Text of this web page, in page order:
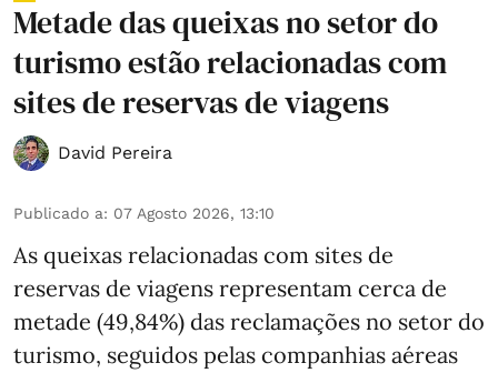
Metade das queixas no setor do
turismo estão relacionadas com
sites de reservas de viagens
David Pereira
Publicado a: 07 Agosto 2026, 13:10
As queixas relacionadas com sites de
reservas de viagens representam cerca de
metade (49,84%) das reclamações no setor do
turismo, seguidos pelas companhias aéreas